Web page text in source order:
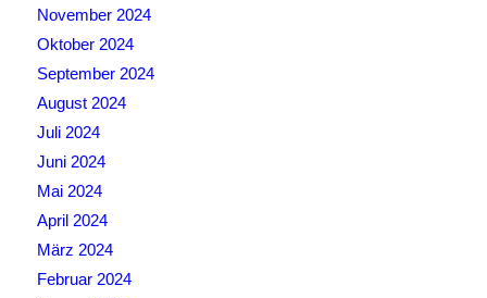
November 2024
Oktober 2024
September 2024
August 2024
Juli 2024
Juni 2024
Mai 2024
April 2024
März 2024
Februar 2024